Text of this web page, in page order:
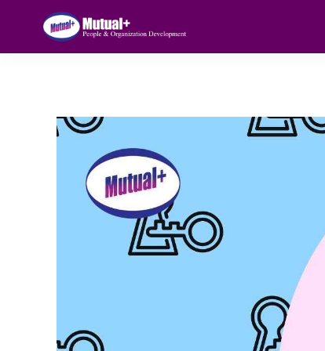
TIPS & KARIR DETAILS